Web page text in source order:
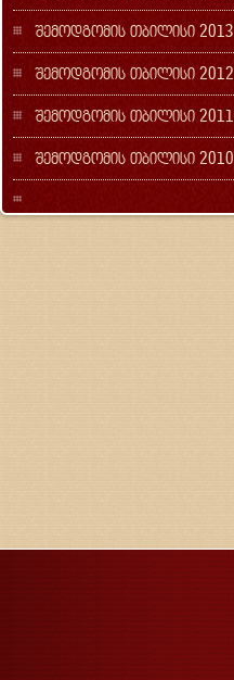
შემოდგომის თბილისი 2013
შემოდგომის თბილისი 2012
შემოდგომის თბილისი 2011
შემოდგომის თბილისი 2010